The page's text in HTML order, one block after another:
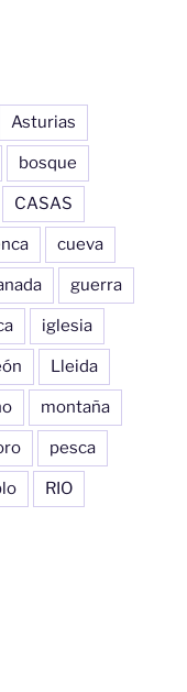
Asturias
bosque
CASAS
cueva
guerra
iglesia
Lleida
montaña
pesca
RIO